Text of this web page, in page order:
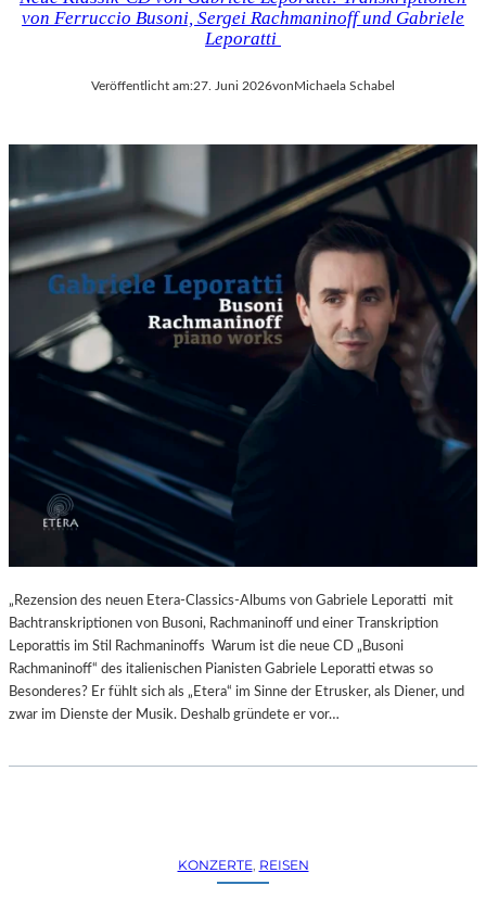
von Ferruccio Busoni, Sergei Rachmaninoff und Gabriele
Leporatti
Veröffentlicht am:27. Juni 2026vonMichaela Schabel
„Rezension des neuen Etera-Classics-Albums von Gabriele Leporatti mit
Bachtranskriptionen von Busoni, Rachmaninoff und einer Transkription
Leporattis im Stil Rachmaninoffs Warum ist die neue CD „Busoni
Rachmaninoff“ des italienischen Pianisten Gabriele Leporatti etwas so
Besonderes? Er fühlt sich als „Etera“ im Sinne der Etrusker, als Diener, und
zwar im Dienste der Musik. Deshalb gründete er vor…
KONZERTE, REISEN